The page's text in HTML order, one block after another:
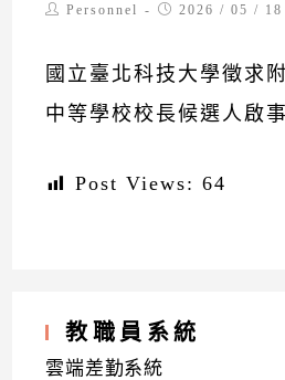
PostPersonnel
Post2026 / 05 / 18
國立臺北科技大學徵求
中等學校校長候選人啟事
Post Views: 64
教職員系統
雲端差勤系統